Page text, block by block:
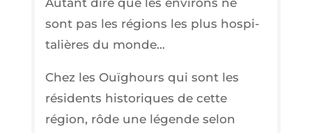
sont pas les régions les plus hos­pi­
ta­lières du monde…
Chez les Ouï­ghours qui sont les
rési­dents his­to­riques de cette
région, rôde une légende selon